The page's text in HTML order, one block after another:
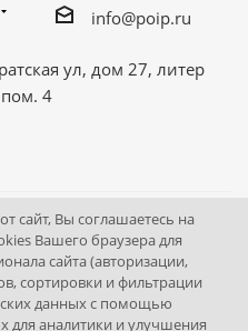
info@poip.ru
ул, дом 27, литер
4
оборудование Интернет
ул, дом 27, литер А,
4
сайт, Вы соглашаетесь на
Вашего браузера для
сайта (авторизации,
сортировки и фильтрации
данных с помощью
для аналитики и улучшения